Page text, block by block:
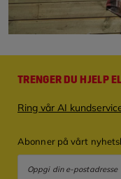
TRENGER DU HJELP
Ring vår AI
Abonner på vårt